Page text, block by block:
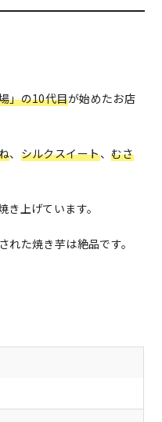
」の10代目が始めたお店
、 シルクスイート、 むさ
上げています。
た焼き芋は絶品です。